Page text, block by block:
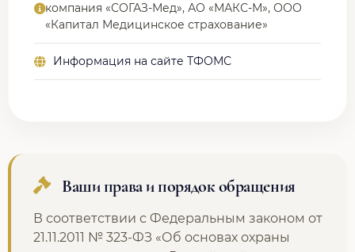
компания «СОГАЗ-Мед», АО «МАКС-М», ООО
«Капитал Медицинское страхование»
Информация на сайте ТФОМС
Ваши права и порядок обращения
В соответствии с Федеральным законом от
21.11.2011 № 323-ФЗ «Об основах охраны